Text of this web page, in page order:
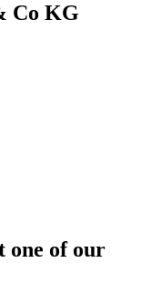
Co KG
one of our